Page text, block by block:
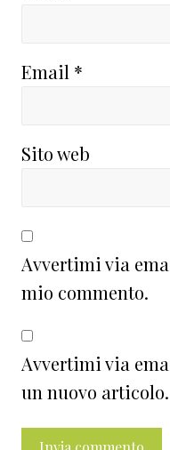
Email *
Sito web
Avvertimi via
mio commento.
Avvertimi via
un nuovo articolo.